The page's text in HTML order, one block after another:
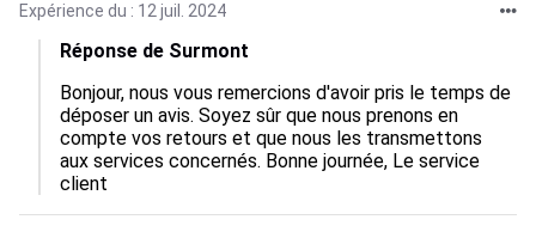
Expérience du : 12 juil. 2024
Réponse de Surmont
Bonjour, nous vous remercions d'avoir pris le temps de
déposer un avis. Soyez sûr que nous prenons en
compte vos retours et que nous les transmettons
aux services concernés. Bonne journée, Le service
client